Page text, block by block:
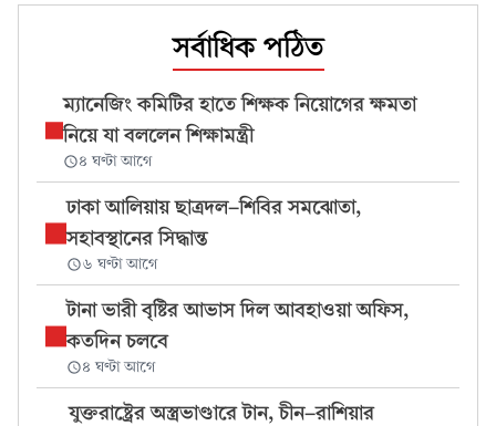
সর্বাধিক পঠিত
ম্যানেজিং কমিটির হাতে শিক্ষক নিয়োগের ক্ষমতা
নিয়ে যা বললেন শিক্ষামন্ত্রী
৪ ঘণ্টা আগে
ঢাকা আলিয়ায় ছাত্রদল-শিবির সমঝোতা,
সহাবস্থানের সিদ্ধান্ত
৬ ঘণ্টা আগে
টানা ভারী বৃষ্টির আভাস দিল আবহাওয়া অফিস,
কতদিন চলবে
৪ ঘণ্টা আগে
যুক্তরাষ্ট্রের অস্ত্রভাণ্ডারে টান, চীন-রাশিয়ার